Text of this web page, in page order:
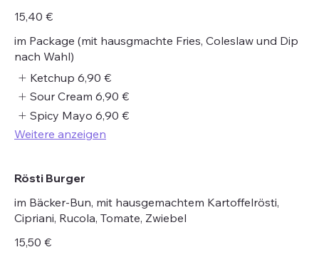
15,40 €
im Package (mit hausgmachte Fries, Coleslaw und Dip
nach Wahl)
Ketchup 6,90 €
Sour Cream 6,90 €
Spicy Mayo 6,90 €
Weitere anzeigen
Rösti Burger
im Bäcker-Bun, mit hausgemachtem Kartoffelrösti,
Cipriani, Rucola, Tomate, Zwiebel
15,50 €